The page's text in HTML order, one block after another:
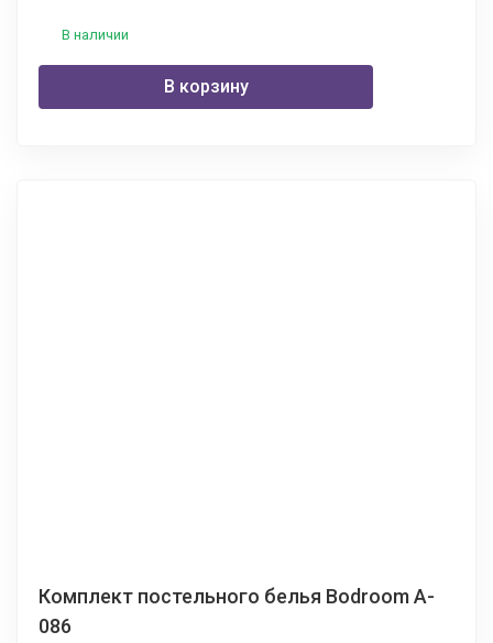
В наличии
В корзину
Комплект постельного белья Bodroom A-
086